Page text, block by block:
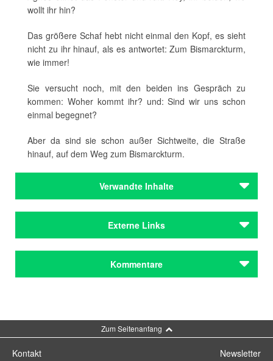
wollt ihr hin?
Das größere Schaf hebt nicht einmal den Kopf, es sieht
nicht zu ihr hinauf, als es antwortet: Zum Bismarckturm,
wie immer!
Sie versucht noch, mit den beiden ins Gespräch zu
kommen: Woher kommt ihr? und: Sind wir uns schon
einmal begegnet?
Aber da sind sie schon außer Sichtweite, die Straße
hinauf, auf dem Weg zum Bismarckturm.
Verwandte Inhalte
Sperr, Franziska
Strasser, Johano
Sperr, Franziska
Städteporträts
Externe Links
Interview
Kommentare
Zum Seitenanfang
Kontakt Newsletter